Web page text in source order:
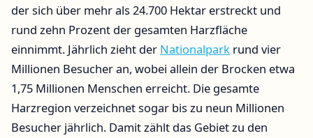
der sich über mehr als 24.700 Hektar erstreckt und
rund zehn Prozent der gesamten Harzfläche
einnimmt. Jährlich zieht der Nationalpark rund vier
Millionen Besucher an, wobei allein der Brocken etwa
1,75 Millionen Menschen erreicht. Die gesamte
Harzregion verzeichnet sogar bis zu neun Millionen
Besucher jährlich. Damit zählt das Gebiet zu den